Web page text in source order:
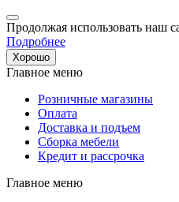
Продолжая использовать наш
Подробнее
Хорошо
Главное меню
Розничные магазины
Оплата
Доставка и подъем
Сборка мебели
Кредит и рассрочка
Главное меню